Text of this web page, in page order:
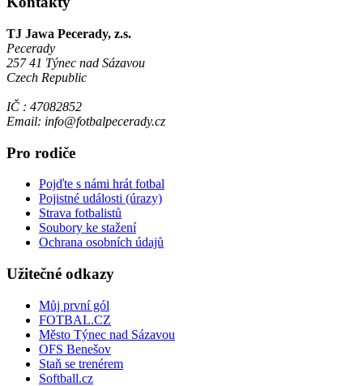
TJ Jawa Pecerady, z.s.
Pecerady
257 41 Týnec nad Sázavou
Czech Republic
IČ : 47082852
Email: info@fotbalpecerady.cz
Pro rodiče
Pojďte s námi hrát fotbal
Pojistné události (úrazy)
Strava fotbalistů
Soubory ke stažení
Ochrana osobních údajů
Užitečné odkazy
Můj první gól
FOTBAL.CZ
Město Týnec nad Sázavou
OFS Benešov
Staň se trenérem
Softball.cz